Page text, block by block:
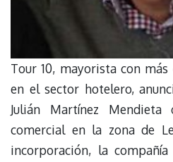
Tour 10, mayorista con
en el sector hotelero,
Julián Martínez Mendieta
comercial en la zona de
incorporación, la